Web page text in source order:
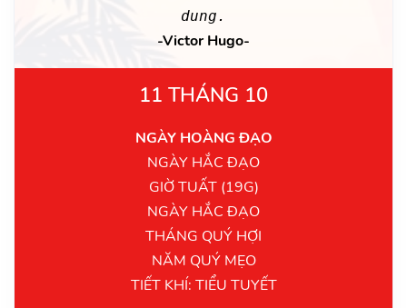
dung.
-Victor Hugo-
11 THÁNG 10
NGÀY HOÀNG ĐẠO
NGÀY HẮC ĐẠO
GIỜ TUẤT (19G)
NGÀY HẮC ĐẠO
THÁNG QUÝ HỢI
NĂM QUÝ MẸO
TIẾT KHÍ: TIỂU TUYẾT